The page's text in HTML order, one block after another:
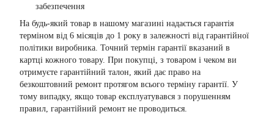
забезпечення
На будь-який товар в нашому магазині надається гарантія
терміном від 6 місяців до 1 року в залежності від гарантійної
політики виробника. Точний термін гарантії вказаний в
картці кожного товару. При покупці, з товаром і чеком ви
отримуєте гарантійний талон, який дає право на
безкоштовний ремонт протягом всього терміну гарантії. У
тому випадку, якщо товар експлуатувався з порушенням
правил, гарантійний ремонт не проводиться.